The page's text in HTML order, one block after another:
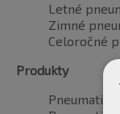
Letné
Zimné
Celoročné
Produkty